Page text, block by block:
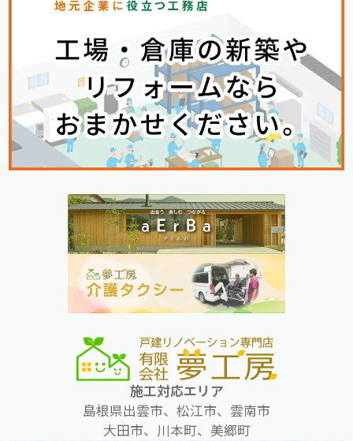
施工対応エリア
島根県出雲市、松江市、雲南市
大田市、川本町、美郷町